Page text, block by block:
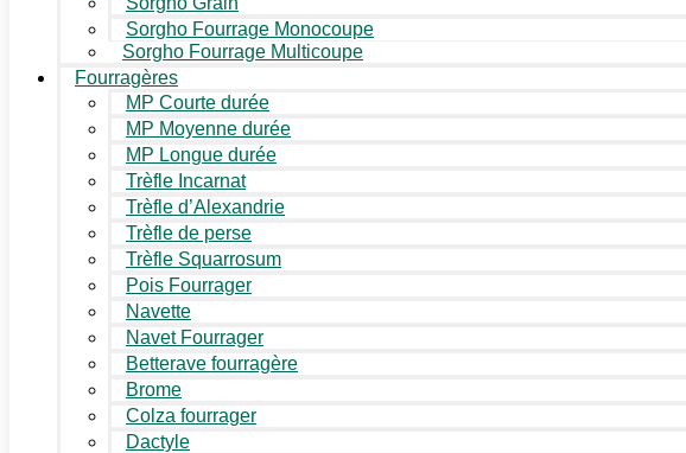
Sorgho Fourrage Monocoupe
Sorgho Fourrage Multicoupe
Fourragères
MP Courte durée
MP Moyenne durée
MP Longue durée
Trèfle Incarnat
Trèfle d’Alexandrie
Trèfle de perse
Trèfle Squarrosum
Pois Fourrager
Navette
Navet Fourrager
Betterave fourragère
Brome
Colza fourrager
Dactyle